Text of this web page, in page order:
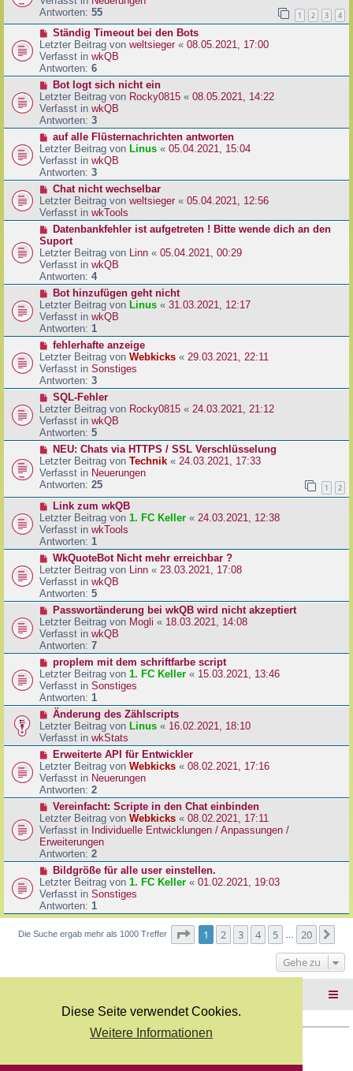
Diese Seite verwendet Cookies.
Weitere Informationen
t
r
a
g
e
r
B
e
i
t
a
g
Antworten: 55 1 2 3 4
N
e
u
e
r
B
e
i
t
a
g
Ständig Timeout bei den Bots
Letzter Beitrag von weltsieger« 08.05.2021, 17:00
Verfasst in wkQB
Antworten: 6
N
e
u
e
r
B
e
i
t
a
g
Bot logt sich nicht ein
Letzter Beitrag von Rocky0815 « 08.05.2021, 14:22
Verfasst in wkQB
Antworten: 3
N
e
u
e
r
B
e
i
r
a
g
auf alle Flüsternachrichten antworten
Letzter Beitrag von Linus « 05.04.2021, 15:04
Verfasst in wkQB
Antworten: 3
N
e
u
e
B
e
i
t
a
g
Chat nicht wechselbar
Letzter Beitrag von weltsieger « 05.04.2021, 12:56
Verfasst in wkTools
N
e
u
e
r
B
e
i
t
r
a
g
Datenbankfehler ist aufgetreten ! Bitte wende dich an den
Suport
Letzter Beitrag von Linn « 05.04.2021, 00:29
Verfasst in wkQB
Antworten: 4
N
e
u
e
r
B
e
i
t
a
g
Bot hinzufügen geht nicht
Letzter Beitrag von Linus « 31.03.2021, 12:17
Verfasst in wkQB
Antworten: 1
N
e
u
e
r
B
e
i
t
a
g
fehlerhafte anzeige
Letzter Beitrag von Webkicks « 29.03.2021, 22:11
Verfasst in Sonstiges
Antworten: 3
N
e
u
e
r
B
e
i
t
a
g
SQL-Fehler
Letzter Beitrag von Rocky0815 « 24.03.2021, 21:12
Verfasst in wkQB
Antworten: 5
N
e
u
e
r
B
e
i
t
a
g
NEU: Chats via HTTPS / SSL Verschlüsselung
Letzter Beitrag von Technik « 24.03.2021, 17:33
Verfasst in Neuerungen
Antworten: 25 1 2
N
e
u
e
r
B
e
i
t
a
g
Link zum wkQB
Letzter Beitrag von 1. FC Keller « 24.03.2021, 12:38
Verfasst in wkTools
Antworten: 1
N
e
u
e
r
B
e
i
t
a
g
WkQuoteBot Nicht mehr erreichbar ?
Letzter Beitrag von Linn « 23.03.2021, 17:08
Verfasst in wkQB
Antworten: 5
N
e
u
e
r
B
e
i
t
a
g
Passwortänderung bei wkQB wird nicht akzeptiert
Letzter Beitrag von Mogli « 18.03.2021, 14:08
Verfasst in wkQB
Antworten: 7
N
e
u
e
r
B
e
i
r
a
g
proplem mit dem schriftfarbe script
Letzter Beitrag von 1. FC Keller « 15.03.2021, 13:46
Verfasst in Sonstiges
Antworten: 1
N
e
u
e
r
B
e
i
r
a
g
Änderung des Zählscripts
Letzter Beitrag von Linus « 16.02.2021, 18:10
Verfasst in wkStats
N
e
u
e
r
B
e
i
t
r
a
g
Erweiterte API für Entwickler
Letzter Beitrag von Webkicks « 08.02.2021, 17:16
Verfasst in Neuerungen
Antworten: 2
N
e
u
e
r
B
e
i
t
r
g
Vereinfacht: Scripte in den Chat einbinden
Letzter Beitrag von Webkicks « 08.02.2021, 17:11
Verfasst in Individuelle Entwicklungen / Anpassungen /
Erweiterungen
Antworten: 2
N
e
u
e
r
B
e
r
Bildgröße für alle user einstellen.
Letzter Beitrag von 1. FC Keller « 01.02.2021, 19:03
Verfasst in Sonstiges
Antworten: 1
Die Suche ergab mehr als 1000 Treffer Seite von
1 2 3 4 5 20
Gehe zu
Deutsche Übersetzung durchphpBB.de